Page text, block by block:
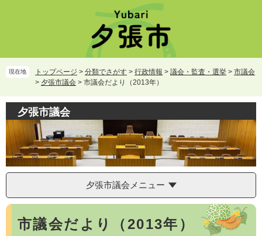
頭
で
飛
ば
て
文
現在地 トップページ > 分類でさがす > 行政情報 > 議会・監査・選挙 > 市議会
> 夕張市議会 > 市議会だより（2013年）
夕張市議会
夕張市議会メニュー
本
市議会だより（2013年）